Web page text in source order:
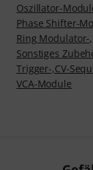
Oszillator-
Phase Shifter-
Ring
Sonstiges
Trigger-,CV-
VCA-Module